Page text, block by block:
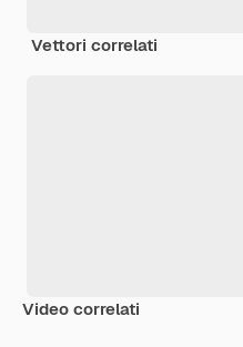
Vettori correlati
Video correlati